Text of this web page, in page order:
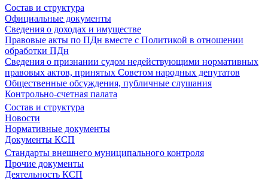
Состав и структура
Официальные документы
Сведения о доходах и имуществе
Правовые акты по ПДн вместе с Политикой в отношении
обработки ПДн
Сведения о признании судом недействующими нормативных
правовых актов, принятых Советом народных депутатов
Общественные обсуждения, публичные слушания
Контрольно-счетная палата
Состав и структура
Новости
Нормативные документы
Документы КСП
Стандарты внешнего муниципального контроля
Прочие документы
Деятельность КСП